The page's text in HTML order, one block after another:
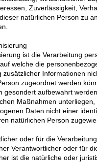
Zuverlässigkeit,
natürlichen Person zu
ist die Verarbeitung
welche die
zusätzlicher Informationen
zugeordnet werden
gesondert aufbewahrt
Maßnahmen
Daten nicht einer
natürlichen Person
oder für die
Verantwortlicher oder für
ist die natürliche oder